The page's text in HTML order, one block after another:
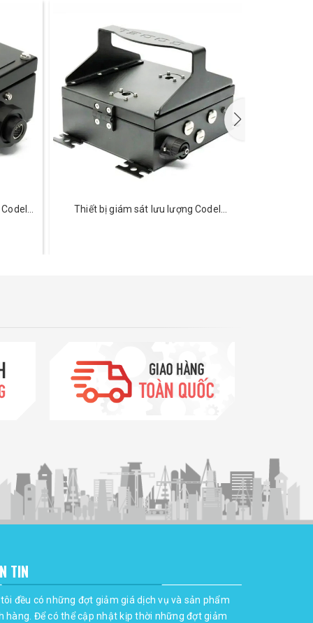
Codel
Thiết bị giám sát lưu lượng Codel
TIN
đều có những đợt giảm giá dịch vụ và sản phẩm
hàng. Để có thể cập nhật kịp thời những đợt giảm